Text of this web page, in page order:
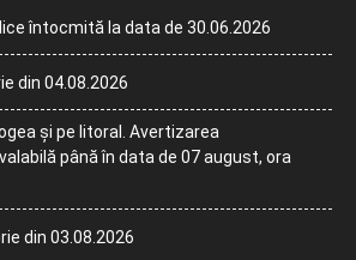
întocmită la data de 30.06.2026
din 04.08.2026
și pe litoral. Avertizarea
până în data de 07 august, ora
din 03.08.2026